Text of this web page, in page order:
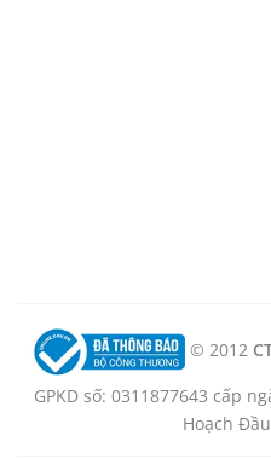
© 2012
GPKD số: 0311877643 cấp
Hoạch